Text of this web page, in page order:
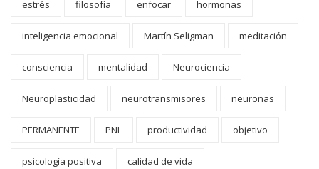
estrés filosofía enfocar hormonas
inteligencia emocional Martín Seligman meditación
consciencia mentalidad Neurociencia
Neuroplasticidad neurotransmisores neuronas
PERMANENTE PNL productividad objetivo
psicología positiva calidad de vida